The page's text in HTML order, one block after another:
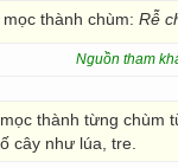
mọc thành chùm: Rễ
Nguồn tham
mọc thành từng chùm
cây như lúa, tre.